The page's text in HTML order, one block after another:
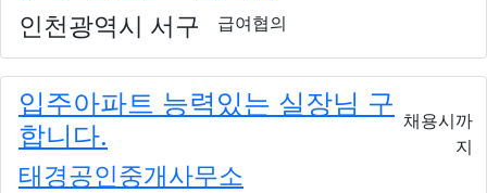
인천광역시 서구 급여협의
입주아파트 능력있는 실장님 구
합니다.
태경공인중개사무소
채용시까
지